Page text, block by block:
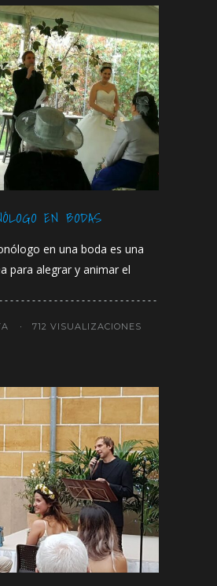
EN BODAS
en una boda es una
para alegrar y animar el
712 VISUALIZACIONES